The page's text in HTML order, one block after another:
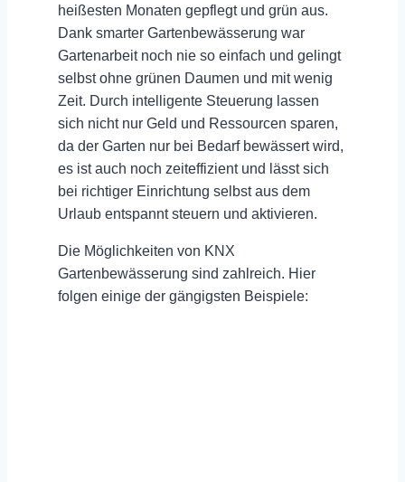
heißesten Monaten gepflegt und grün aus.
Dank smarter Gartenbewässerung war
Gartenarbeit noch nie so einfach und gelingt
selbst ohne grünen Daumen und mit wenig
Zeit. Durch intelligente Steuerung lassen
sich nicht nur Geld und Ressourcen sparen,
da der Garten nur bei Bedarf bewässert wird,
es ist auch noch zeiteffizient und lässt sich
bei richtiger Einrichtung selbst aus dem
Urlaub entspannt steuern und aktivieren.
Die Möglichkeiten von KNX
Gartenbewässerung sind zahlreich. Hier
folgen einige der gängigsten Beispiele: